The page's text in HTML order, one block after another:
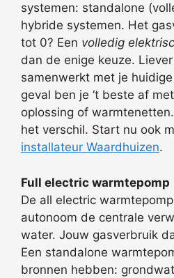
systemen: standalone
hybride systemen. Het
tot 0? Een volledig
dan de enige keuze.
samenwerkt met je
geval ben je ‘t beste af
oplossing of
het verschil. Start nu ook
installateur Waardhuizen.
Full electric warmtepomp
De all electric
autonoom de centrale
water. Jouw gasverbruik
Een standalone
bronnen hebben: